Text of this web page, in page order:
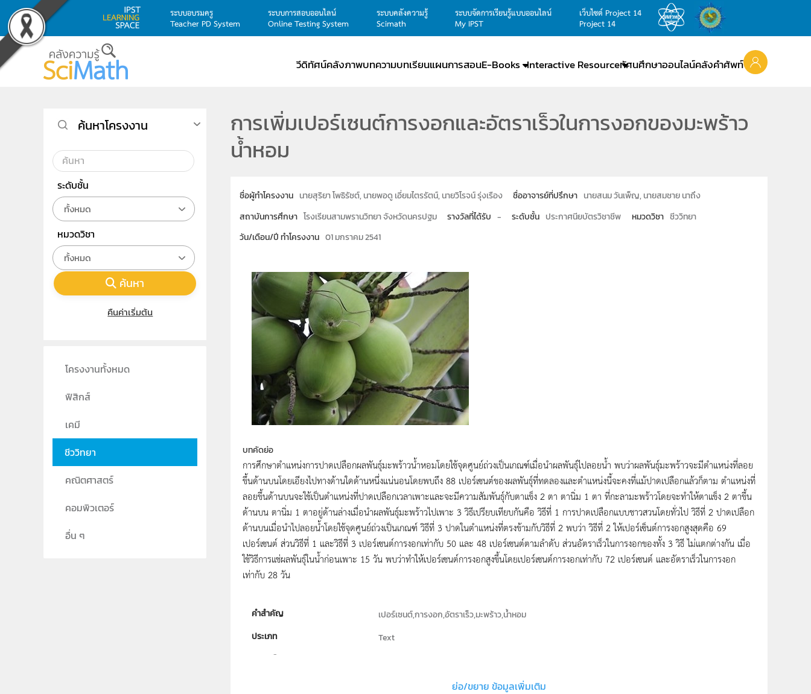
Skip to main content
ระบบอบรมครู
Teacher PD System
ระบบการสอบออนไลน์
Online Testing System
ระบบคลังความรู้
Scimath
ระบบจัดการเรียนรู้แบบออนไลน์
My IPST
เว็บไซต์ Project 14
Project 14
วีดิทัศน์คลังภาพบทความบทเรียนแผนการสอนE-Books Interactive Resourceทัศนศึกษาออนไลน์คลังคำศัพท์
การเพิ่มเปอร์เซนต์การงอกและอัตราเร็วในการงอกของมะพร้าว
น้ำหอม
ชื่อผู้ทำโครงงาน นายสุริยา โพธิรัชต์, นายพอดู เอี่ยมไตรรัตน์, นายวิโรจน์ รุ่งเรือง ชื่ออาจารย์ที่ปรึกษา นายสนม วันเพ็ญ, นายสมชาย นาถึง
สถาบันการศึกษา โรงเรียนสามพรานวิทยา จังหวัดนครปฐม รางวัลที่ได้รับ - ระดับชั้น ประกาศนียบัตรวิชาชีพ หมวดวิชา ชีววิทยา
วัน/เดือน/ปี ทำโครงงาน 01 มกราคม 2541
บทคัดย่อ
การศึกษาตำแหน่งการปาดเปลือกผลพันธุ์มะพร้าวน้ำหอมโดยใช้จุดศูนย์ถ่วงเป็นเกณฑ์เมื่อนำผลพันธุ์ไปลอยน้ำ พบว่าผลพันธุ์มะพร้าวจะมีตำแหน่งที่ลอย
ขึ้นด้านบนโดยเอียงไปทางด้านใดด้านหนึ่งแน่นอนโดยพบถึง 88 เปอร์เซนต์ของผลพันธุ์ที่ทดลองและตำแหน่งนี้จะคงที่แม้ปาดเปลือกแล้วก็ตาม ตำแหน่งที่
ลอยขึ้นด้านบนจะใช้เป็นตำแหน่งที่ปาดเปลือกเวลาเพาะและจะมีความสัมพันธุ์กับตาแข็ง 2 ตา ตานิ่ม 1 ตา ที่กะลามะพร้าวโดยจะทำให้ตาแข็ง 2 ตาขึ้น
ด้านบน ตานิ่ม 1 ตาอยู่ด้านล่างเมื่อนำผลพันธุ์มะพร้าวไปเพาะ 3 วิธีเปรียบเทียบกันคือ วิธีที่ 1 การปาดเปลือกแบบชาวสวนโดยทั่วไป วิธีที่ 2 ปาดเปลือก
ด้านบนเมื่อนำไปลอยน้ำโดยใช้จุดศูนย์ถ่วงเป็นเกณฑ์ วิธีที่ 3 ปาดในตำแหน่งที่ตรงข้ามกับวิธีที่ 2 พบว่า วิธีที่ 2 ให้เปอร์เซ็นต์การงอกสูงสุดคือ 69
เปอร์เซนต์ ส่วนวิธีที่ 1 และวิธีที่ 3 เปอร์เซนต์การงอกเท่ากับ 50 และ 48 เปอร์เซนต์ตามลำดับ ส่วนอัตราเร็วในการงอกของทั้ง 3 วิธี ไม่แตกต่างกัน เมื่อ
ใช้วิธีการแช่ผลพันธุ์ในน้ำก่อนเพาะ 15 วัน พบว่าทำให้เปอร์เซนต์การงอกสูงขึ้นโดยเปอร์เซนต์การงอกเท่ากับ 72 เปอร์เซนต์ และอัตราเร็วในการงอก
เท่ากับ 28 วัน
คำสำคัญ
เปอร์เซนต์,การงอก,อัตราเร็ว,มะพร้าว,น้ำหอม
ประเภท
Text
นายสุริยา โพธิรัชต์, นายพอดู เอี่ยมไตรรัตน์, นายวิโรจน์ รุ่งเรือง
ย่อ/ขยาย ข้อมูลเพิ่มเติม
ค้นหาโครงงาน
ระดับชั้น
ทั้งหมด
หมวดวิชา
ทั้งหมด
ค้นหา
คืนค่าเริ่มต้น
โครงงานทั้งหมด
ฟิสิกส์
เคมี
ชีววิทยา
คณิตศาสตร์
คอมพิวเตอร์
อื่น ๆ